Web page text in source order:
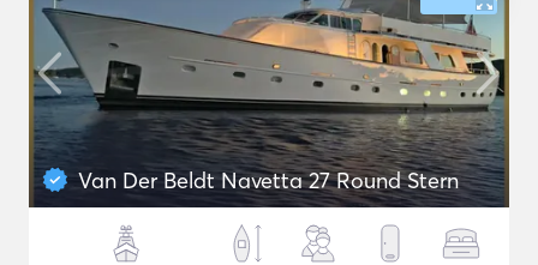
Van Der Beldt Navetta 27 Round Stern